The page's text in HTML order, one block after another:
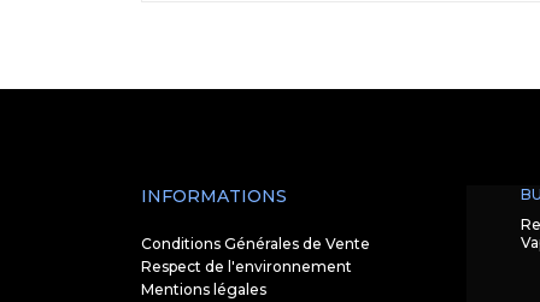
INFORMATIONS
Conditions Générales de Vente
Respect de l'environnement
Mentions légales